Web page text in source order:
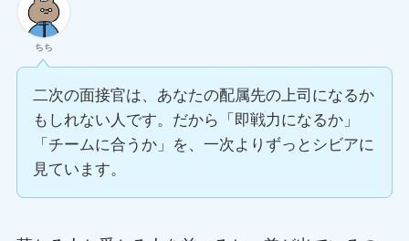
ちち
二次の面接官は、あなたの配属先の上司になるか
もしれない人です。だから「即戦力になるか」
「チームに合うか」を、一次よりずっとシビアに
見ています。